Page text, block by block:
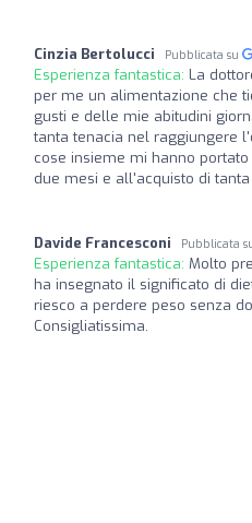
Cinzia Bertolucci Pubblicata su
Esperienza fantastica: La
per me un alimentazione che
gusti e delle mie abitudini
tanta tenacia nel raggiungere
cose insieme mi hanno
due mesi e all'acquisto di
Davide Francesconi Pubblicata
Esperienza fantastica: Molto
ha insegnato il significato di
riesco a perdere peso senza
Consigliatissima.